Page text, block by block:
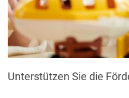
Unterstützen Sie die